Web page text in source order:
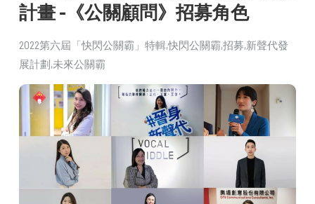
計畫 -《公關顧問》招募角色
2022第六屆「快閃公關霸」特輯快閃公關霸 招募 新聲代發
展計劃 未來公關霸